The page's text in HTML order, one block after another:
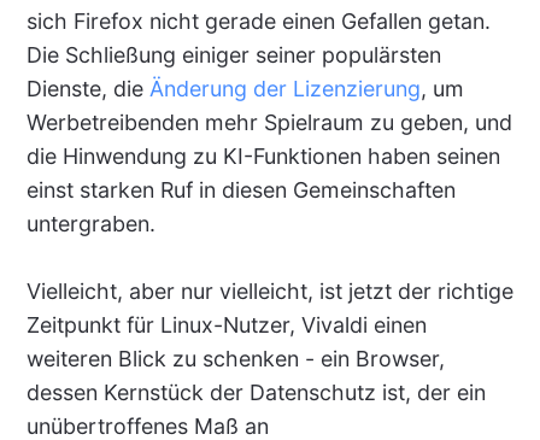
sich Firefox nicht gerade einen Gefallen getan.
Die Schließung einiger seiner populärsten
Dienste, die Änderung der Lizenzierung, um
Werbetreibenden mehr Spielraum zu geben, und
die Hinwendung zu KI-Funktionen haben seinen
einst starken Ruf in diesen Gemeinschaften
untergraben.
Vielleicht, aber nur vielleicht, ist jetzt der richtige
Zeitpunkt für Linux-Nutzer, Vivaldi einen
weiteren Blick zu schenken - ein Browser,
dessen Kernstück der Datenschutz ist, der ein
unübertroffenes Maß an